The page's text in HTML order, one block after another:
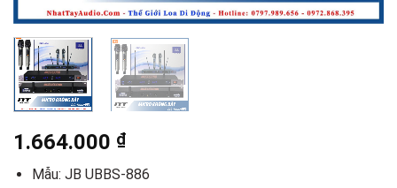
1.664.000 ₫
Mẫu: JB UBBS-886